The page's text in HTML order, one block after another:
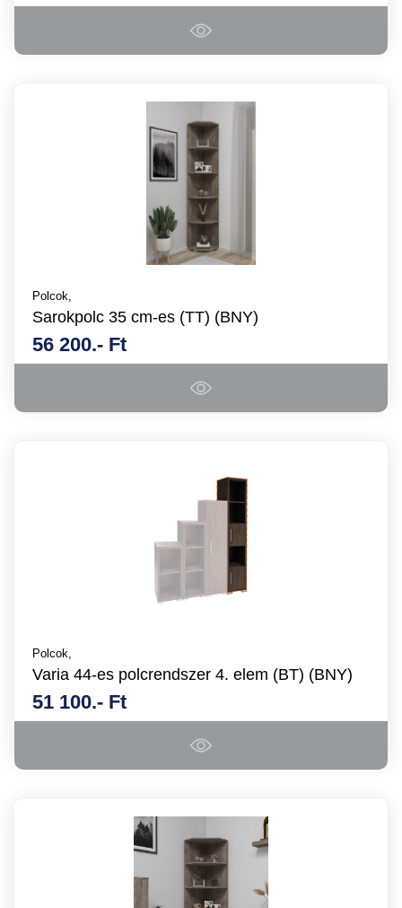
Polcok,
Sarokpolc 35 cm-es (TT) (BNY)
56 200.- Ft
Polcok,
Varia 44-es polcrendszer 4. elem (BT) (BNY)
51 100.- Ft